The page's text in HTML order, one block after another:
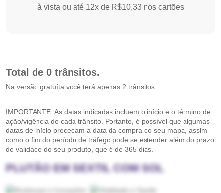
à vista ou até 12x de R$10,33 nos cartões
Total de 0 trânsitos.
Na versão gratuíta você terá apenas 2 trânsitos
IMPORTANTE: As datas indicadas incluem o início e o término de
ação/vigência de cada trânsito. Portanto, é possível que algumas
datas de início precedam a data da compra do seu mapa, assim
como o fim do período de tráfego pode se estender além do prazo
de validade do seu produto, que é de 365 dias.
PLUTÃO EM SEXTIL COM SOL